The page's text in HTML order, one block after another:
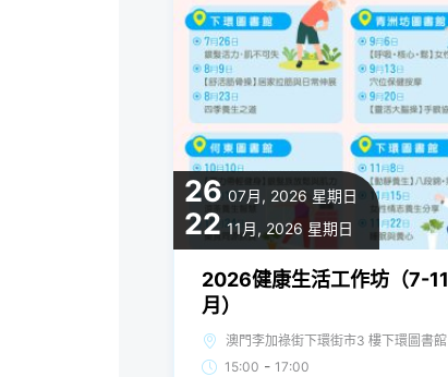
26 07月, 2026 星期日
22 11月, 2026 星期日
2026健康生活工作坊（7-11
月）
澳門李加祿街下環街市3 樓下環圖書館
15:00 - 17:00